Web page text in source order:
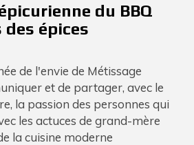
du BBQ
des épices
de l'envie de Métissage
et de partager, avec le
la passion des personnes qui
les actuces de grand-mère
la cuisine moderne